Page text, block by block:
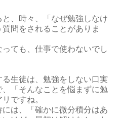
、時々、「なぜ勉強しなけ
問をされることがありま
っても、仕事で使わないでし
生徒は、勉強をしない口実
「そんなことを悩まずに勉
ですね。
は、「確かに微分積分はあ